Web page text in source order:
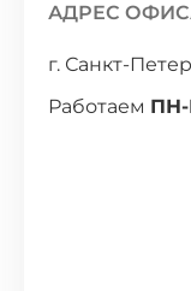
АДРЕС
г. Санкт-
Работаем